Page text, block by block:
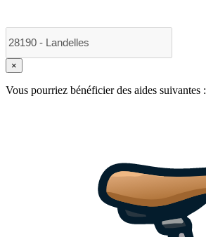
×
Vous pourriez bénéficier des aides suivantes :